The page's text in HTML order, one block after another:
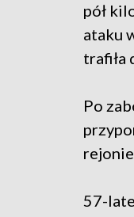
pół
ataku
trafiła
Po
57-